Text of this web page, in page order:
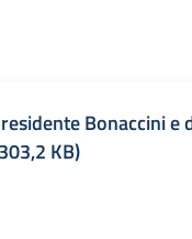
Bonaccini
303,2 KB)